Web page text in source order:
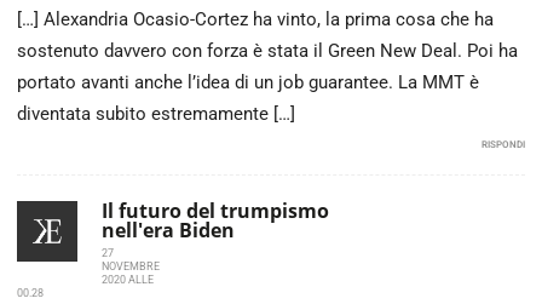
[…] Alexandria Ocasio-Cortez ha vinto, la prima cosa che ha
sostenuto davvero con forza è stata il Green New Deal. Poi ha
portato avanti anche l’idea di un job guarantee. La MMT è
diventata subito estremamente […]
RISPONDI
Il futuro del trumpismo
nell'era Biden
27
NOVEMBRE
2020 ALLE
00.28